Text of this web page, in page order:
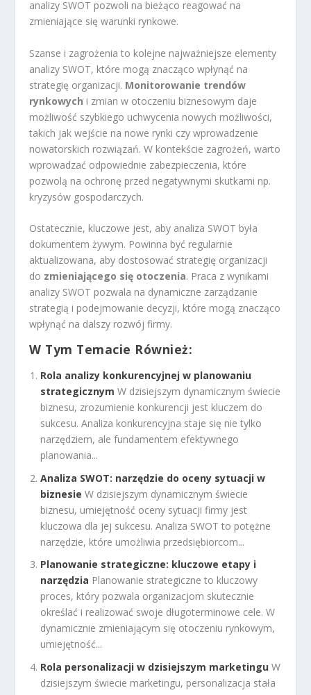
analizy SWOT pozwoli na bieżąco reagować na
zmieniające się warunki rynkowe.
Szanse i zagrożenia to kolejne najważniejsze elementy
analizy SWOT, które mogą znacząco wpłynąć na
strategię organizacji. Monitorowanie trendów
rynkowych i zmian w otoczeniu biznesowym daje
możliwość szybkiego uchwycenia nowych możliwości,
takich jak wejście na nowe rynki czy wprowadzenie
nowatorskich rozwiązań. W kontekście zagrożeń, warto
wprowadzać odpowiednie zabezpieczenia, które
pozwolą na ochronę przed negatywnymi skutkami np.
kryzysów gospodarczych.
Ostatecznie, kluczowe jest, aby analiza SWOT była
dokumentem żywym. Powinna być regularnie
aktualizowana, aby dostosować strategię organizacji
do zmieniającego się otoczenia. Praca z wynikami
analizy SWOT pozwala na dynamiczne zarządzanie
strategią i podejmowanie decyzji, które mogą znacząco
wpłynąć na dalszy rozwój firmy.
W Tym Temacie Również:
Rola analizy konkurencyjnej w planowaniu
strategicznym W dzisiejszym dynamicznym świecie
biznesu, zrozumienie konkurencji jest kluczem do
sukcesu. Analiza konkurencyjna staje się nie tylko
narzędziem, ale fundamentem efektywnego
planowania...
Analiza SWOT: narzędzie do oceny sytuacji w
biznesie W dzisiejszym dynamicznym świecie
biznesu, umiejętność oceny sytuacji firmy jest
kluczowa dla jej sukcesu. Analiza SWOT to potężne
narzędzie, które umożliwia przedsiębiorcom...
Planowanie strategiczne: kluczowe etapy i
narzędzia Planowanie strategiczne to kluczowy
proces, który pozwala organizacjom skutecznie
określać i realizować swoje długoterminowe cele. W
dynamicznie zmieniającym się otoczeniu rynkowym,
umiejętność...
Rola personalizacji w dzisiejszym marketingu W
dzisiejszym świecie marketingu, personalizacja stała